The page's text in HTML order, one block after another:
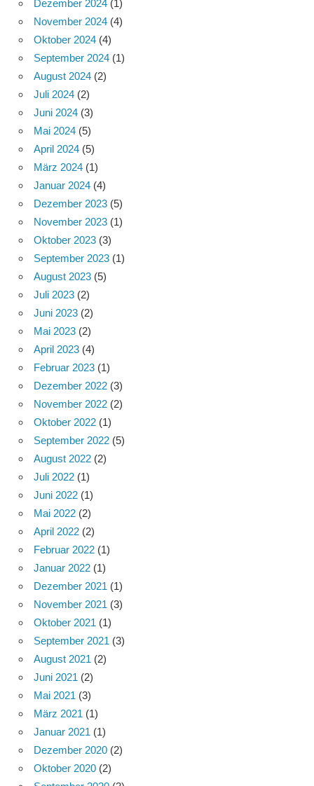
Dezember 2024 (1)
November 2024 (4)
Oktober 2024 (4)
September 2024 (1)
August 2024 (2)
Juli 2024 (2)
Juni 2024 (3)
Mai 2024 (5)
April 2024 (5)
März 2024 (1)
Januar 2024 (4)
Dezember 2023 (5)
November 2023 (1)
Oktober 2023 (3)
September 2023 (1)
August 2023 (5)
Juli 2023 (2)
Juni 2023 (2)
Mai 2023 (2)
April 2023 (4)
Februar 2023 (1)
Dezember 2022 (3)
November 2022 (2)
Oktober 2022 (1)
September 2022 (5)
August 2022 (2)
Juli 2022 (1)
Juni 2022 (1)
Mai 2022 (2)
April 2022 (2)
Februar 2022 (1)
Januar 2022 (1)
Dezember 2021 (1)
November 2021 (3)
Oktober 2021 (1)
September 2021 (3)
August 2021 (2)
Juni 2021 (2)
Mai 2021 (3)
März 2021 (1)
Januar 2021 (1)
Dezember 2020 (2)
Oktober 2020 (2)